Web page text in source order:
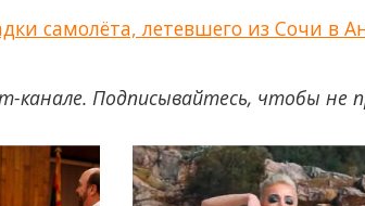
самолёта, летевшего из Сочи в
канале. Подписывайтесь, чтобы не